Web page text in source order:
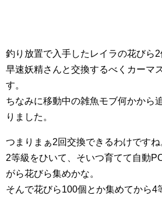
釣り放置で入手したレイラの花びら2
早速妖精さんと交換するべくカーマ
す。
ちなみに移動中の雑魚モブ何かから
りました。
つまりまぁ2回交換できるわけですね
2等級をひいて、そいつ育てて自動
がら花びら集めかな。
そんで花びら100個とか集めてから4